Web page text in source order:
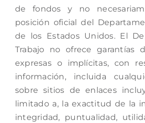
de fondos y no
posición oficial del
de los Estados Unidos. El
Trabajo no ofrece garantías
expresas o implícitas, con
información, incluida
sobre sitios de enlaces
limitado a, la exactitud de la
integridad, puntualidad,